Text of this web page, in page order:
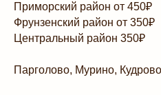
Приморский район от 450₽
Фрунзенский район от 350₽
Центральный район 350₽
Парголово, Мурино,